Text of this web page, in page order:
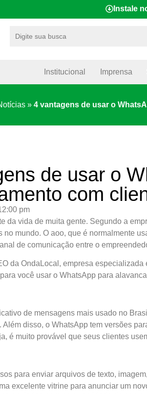
Instale
Institucional Imprensa
» 4 vantagens de usar o
de usar o
com
pm
da vida de muita gente. Segundo a
no mundo. O aoo, que é normalmente
de comunicação entre o
da OndaLocal, empresa
você usar o WhatsApp para
de mensagens mais usado no
Além disso, o WhatsApp tem versões
é muito provável que seus clientes
para enviar arquivos de texto,
excelente vitrine para anunciar um